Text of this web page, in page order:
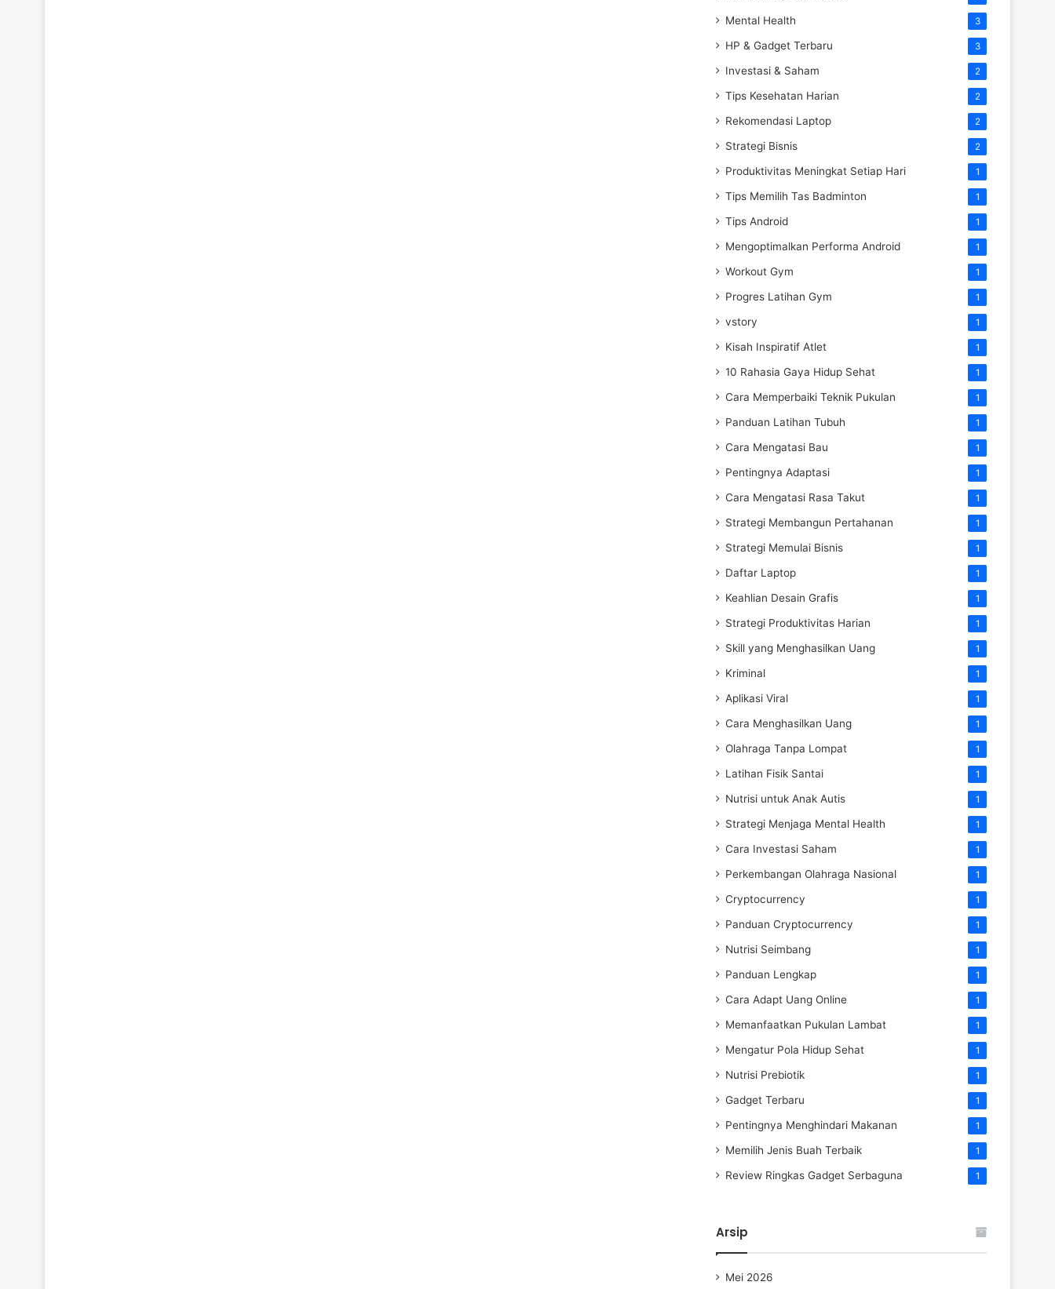
Mental Health 3
HP & Gadget Terbaru 3
Investasi & Saham 2
Tips Kesehatan Harian 2
Rekomendasi Laptop 2
Strategi Bisnis 2
Produktivitas Meningkat Setiap Hari 1
Tips Memilih Tas Badminton 1
Tips Android 1
Mengoptimalkan Performa Android 1
Workout Gym 1
Progres Latihan Gym 1
vstory 1
Kisah Inspiratif Atlet 1
10 Rahasia Gaya Hidup Sehat 1
Cara Memperbaiki Teknik Pukulan 1
Panduan Latihan Tubuh 1
Cara Mengatasi Bau 1
Pentingnya Adaptasi 1
Cara Mengatasi Rasa Takut 1
Strategi Membangun Pertahanan 1
Strategi Memulai Bisnis 1
Daftar Laptop 1
Keahlian Desain Grafis 1
Strategi Produktivitas Harian 1
Skill yang Menghasilkan Uang 1
Kriminal 1
Aplikasi Viral 1
Cara Menghasilkan Uang 1
Olahraga Tanpa Lompat 1
Latihan Fisik Santai 1
Nutrisi untuk Anak Autis 1
Strategi Menjaga Mental Health 1
Cara Investasi Saham 1
Perkembangan Olahraga Nasional 1
Cryptocurrency 1
Panduan Cryptocurrency 1
Nutrisi Seimbang 1
Panduan Lengkap 1
Cara Adapt Uang Online 1
Memanfaatkan Pukulan Lambat 1
Mengatur Pola Hidup Sehat 1
Nutrisi Prebiotik 1
Gadget Terbaru 1
Pentingnya Menghindari Makanan 1
Memilih Jenis Buah Terbaik 1
Review Ringkas Gadget Serbaguna 1
Arsip
Mei 2026